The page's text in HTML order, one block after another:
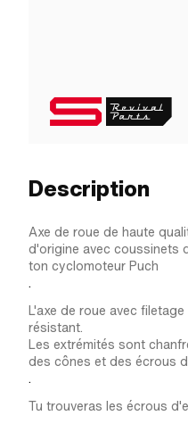
Description
Axe de roue de haute
d'origine avec coussinets
ton cyclomoteur Puch
.
L'axe de roue avec
résistant.
Les extrémités sont
des cônes et des écrous
.
Tu trouveras les écrous